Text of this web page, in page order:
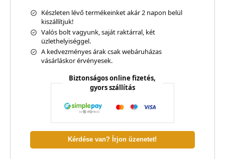
Készleten lévő termékeinket akár 2 napon belül
kiszállítjuk!
Valós bolt vagyunk, saját raktárral, két
üzlethelyiséggel.
A kedvezményes árak csak webáruházas
vásárláskor érvényesek.
Biztonságos online fizetés,
gyors szállítás
Kérdése van? Írjon üzenetet!